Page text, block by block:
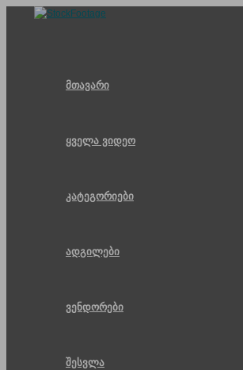
მთავარი
ყველა ვიდეო
კატეგორიები
ადგილები
ვენდორები
შესვლა